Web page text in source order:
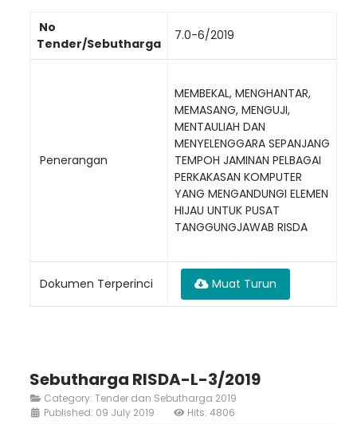
No
Tender/Sebutharga
7.0-6/2019
Penerangan
MEMBEKAL, MENGHANTAR,
MEMASANG, MENGUJI,
MENTAULIAH DAN
MENYELENGGARA SEPANJANG
TEMPOH JAMINAN PELBAGAI
PERKAKASAN KOMPUTER
YANG MENGANDUNGI ELEMEN
HIJAU UNTUK PUSAT
TANGGUNGJAWAB RISDA
Dokumen Terperinci Muat Turun
Sebutharga RISDA-L-3/2019
Category: Tender dan Sebutharga 2019
Published: 09 July 2019
Hits: 4806